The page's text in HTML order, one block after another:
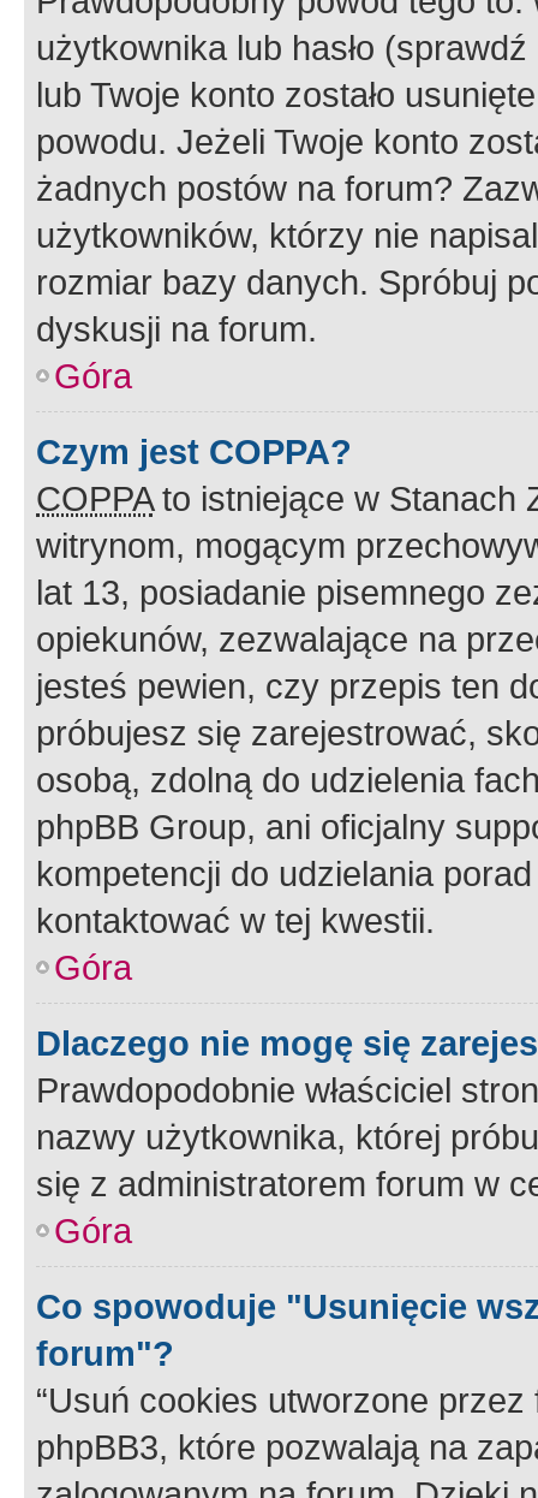
użytkownika lub hasło
lub Twoje konto zostało
powodu. Jeżeli Twoje konto
żadnych postów na forum?
użytkowników, którzy nie
rozmiar bazy danych. Spróbuj
dyskusji na forum.
Góra
Czym jest COPPA?
COPPAto istniejące w Stanach
witrynom, mogącym
lat 13, posiadanie pisemnego
opiekunów, zezwalające na
jesteś pewien, czy przepis ten
próbujesz się zarejestrować,
osobą, zdolną do udzielenia
phpBB Group, ani oficjalny
kompetencji do udzielania
kontaktować w tej kwestii.
Góra
Dlaczego nie mogę się
Prawdopodobnie właściciel
nazwy użytkownika, której
się z administratorem forum w
Góra
Co spowoduje "Usunięcie
forum"?
“Usuń cookies utworzone
phpBB3, które pozwalają na